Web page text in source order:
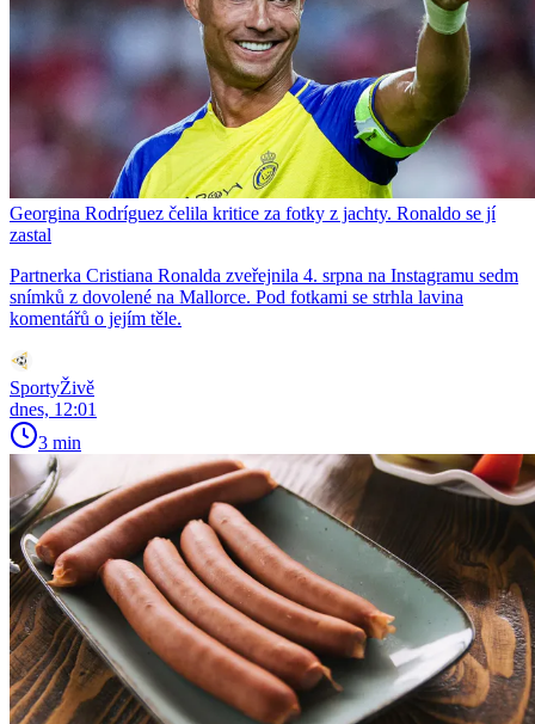
Georgina Rodríguez čelila kritice za fotky z jachty. Ronaldo se jí
zastal
Partnerka Cristiana Ronalda zveřejnila 4. srpna na Instagramu sedm
snímků z dovolené na Mallorce. Pod fotkami se strhla lavina
komentářů o jejím těle.
SportyŽivě
dnes, 12:01
3 min